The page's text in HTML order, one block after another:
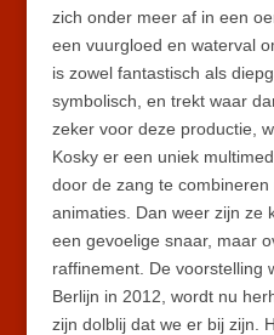
zich onder meer af in een
een vuurgloed en waterval
is zowel fantastisch als
symbolisch, en trekt waar
zeker voor deze productie,
Kosky er een uniek
door de zang te
animaties. Dan weer zijn ze
een gevoelige snaar, maar
raffinement. De voorstelling
Berlijn in 2012, wordt nu
zijn dolblij dat we er bij zijn.